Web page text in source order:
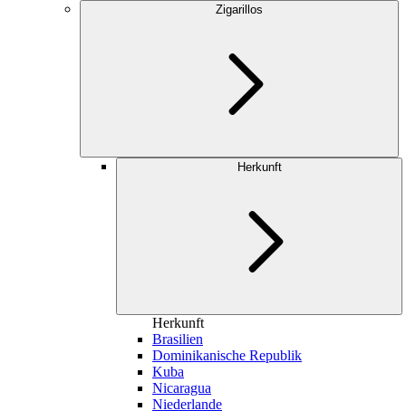
Zigarillos
Herkunft
Herkunft
Brasilien
Dominikanische Republik
Kuba
Nicaragua
Niederlande